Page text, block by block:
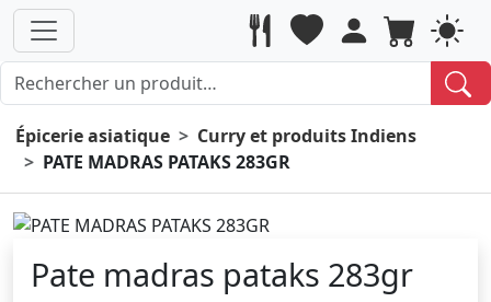
Épicerie asiatique
Curry et produits Indiens
PATE MADRAS PATAKS 283GR
Pate madras pataks 283gr